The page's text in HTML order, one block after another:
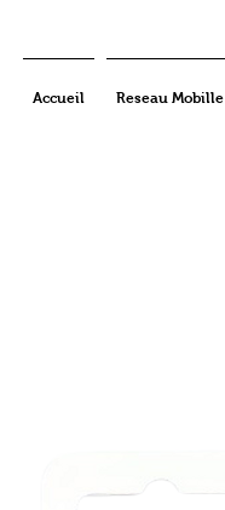
Accueil Reseau Mobille